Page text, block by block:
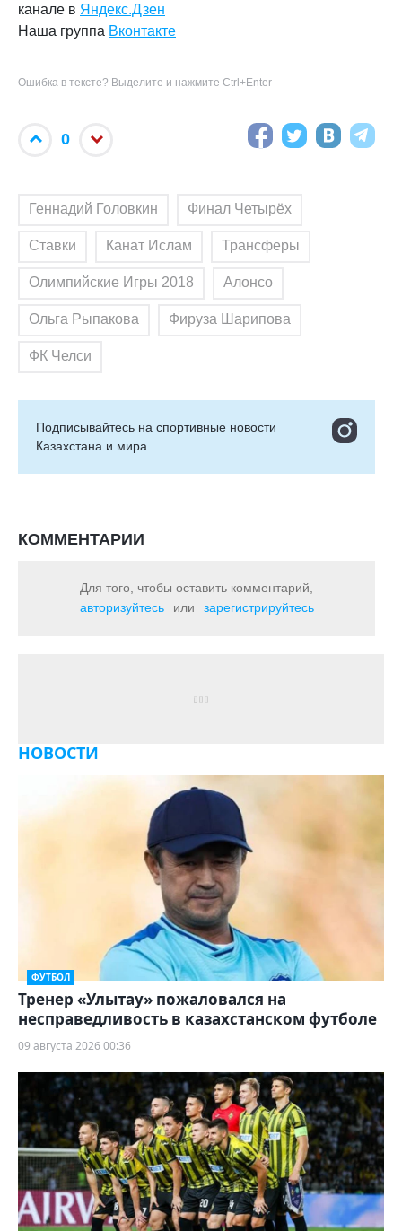
канале в Яндекс.Дзен
Наша группа Вконтакте
Ошибка в тексте? Выделите и нажмите Ctrl+Enter
0
Геннадий Головкин Финал Четырёх
Ставки Канат Ислам Трансферы
Олимпийские Игры 2018 Алонсо
Ольга Рыпакова Фируза Шарипова
ФК Челси
Подписывайтесь на cпортивные новости
Казахстана и мира
КОММЕНТАРИИ
Для того, чтобы оставить комментарий,
авторизуйтесь
или зарегистрируйтесь
НОВОСТИ
ФУТБОЛ
Тренер «Улытау» пожаловался на
несправедливость в казахстанском футболе
09 августа 2026 00:36